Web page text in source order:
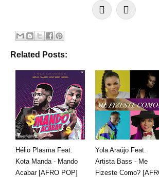
Related Posts:
Hélio Plasma Feat.
Kota Manda - Mando
Acabar [AFRO POP]
Yola Araújo Feat.
Artista Bass - Me
Fizeste Como?